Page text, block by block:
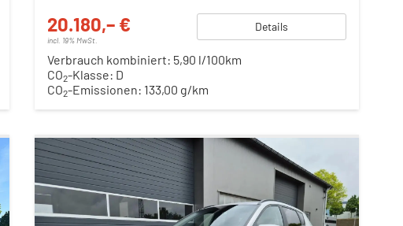
20.180,– €
incl. 19% MwSt.
Details
Verbrauch kombiniert: 5,90 l/100km
CO2-Klasse: D
CO2-Emissionen: 133,00 g/km